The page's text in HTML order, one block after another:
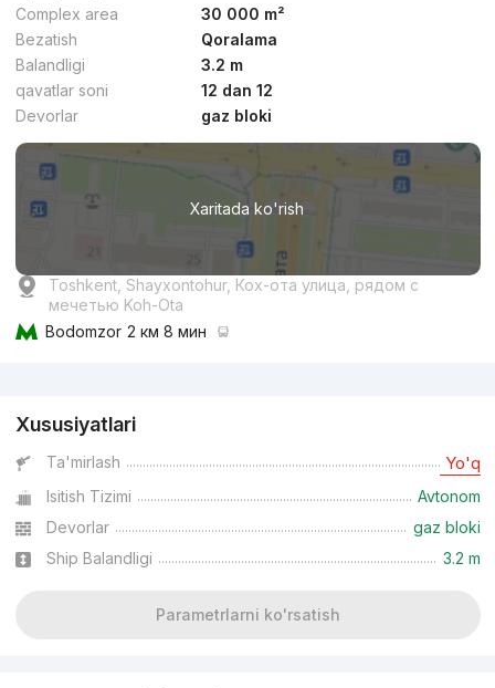
Complex area
30 000 m²
Bezatish
Qoralama
Balandligi
3.2 m
qavatlar soni
12 dan 12
Devorlar
gaz bloki
Xaritada ko'rish
Toshkent, Shayxontohur, Кох-ота улица, рядом с
мечетью Koh-Ota
Bodomzor 2 км 8 мин
Xususiyatlari
Ta'mirlash Yo'q
Isitish Tizimi
Avtonom
Devorlar
gaz bloki
Ship Balandligi
3.2 m
Parametrlarni ko'rsatish